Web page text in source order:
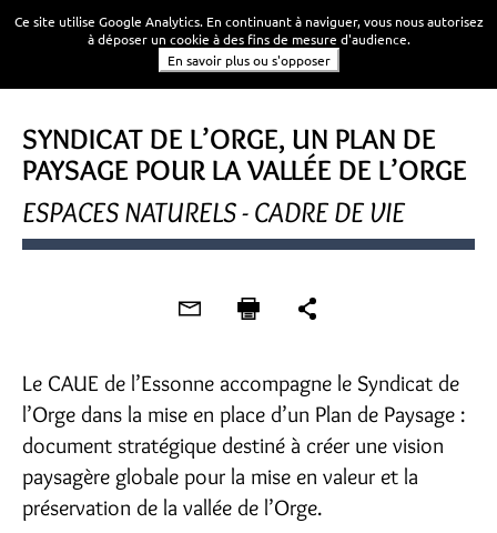
SYNDICAT DE L’ORGE, UN PLAN DE
PAYSAGE POUR LA VALLÉE DE L’ORGE
ESPACES NATURELS - CADRE DE VIE
Le CAUE de l’Essonne accompagne le Syndicat de
l’Orge dans la mise en place d’un Plan de Paysage :
document stratégique destiné à créer une vision
paysagère globale pour la mise en valeur et la
préservation de la vallée de l’Orge.
Ce site utilise Google Analytics. En continuant à naviguer, vous nous autorisez
à déposer un cookie à des fins de mesure d'audience.
En savoir plus ou s'opposer